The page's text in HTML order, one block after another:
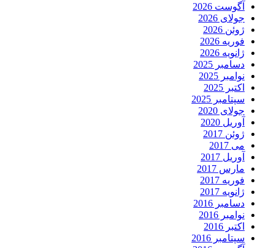
آگوست 2026
جولای 2026
ژوئن 2026
فوریه 2026
ژانویه 2026
دسامبر 2025
نوامبر 2025
اکتبر 2025
سپتامبر 2025
جولای 2020
آوریل 2020
ژوئن 2017
می 2017
آوریل 2017
مارس 2017
فوریه 2017
ژانویه 2017
دسامبر 2016
نوامبر 2016
اکتبر 2016
سپتامبر 2016